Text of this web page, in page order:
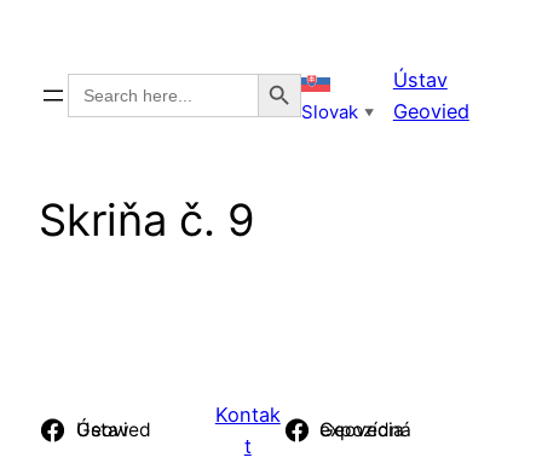
obsah Search
for:
Search Button
Slovak ▼
Ústav
Geovied
Skriňa č. 9
Ústav Geovied
Kontak
t
Geovedná expozícia